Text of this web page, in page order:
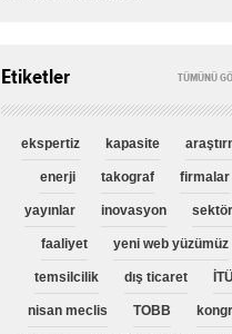
TÜMÜNÜ
Etiketler
ekspertiz kapasite
enerji takograf firmalar
yayınlar inovasyon
faaliyet yeni web yüzümüz
temsilcilik dış ticaret İTÜ
nisan meclis TOBB